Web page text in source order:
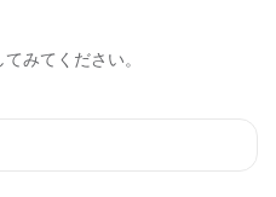
みてください。